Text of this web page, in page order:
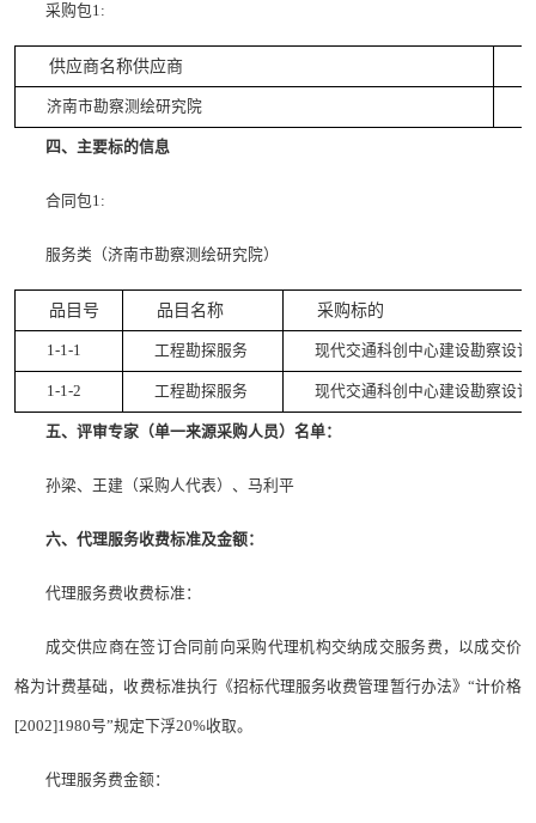
采购包1:
供应商名称供应商
济南市勘察测绘研究院
四、主要标的信息
合同包1:
服务类（济南市勘察测绘研究院）
品目号 品目 名称 采购标的
1-1-1 工程勘探服务 现代交通科创中心建设勘察设计
1-1-2 工程勘探服务 现代交通科创中心建设勘察设计
五、评审专家（单一来源采购人员）名单：
孙梁、王建（采购人代表）、马利平
六、代理服务收费标准及金额：
代理服务费收费标准：
成交供应商在签订合同前向采购代理机构交纳成交服务费，以成交价
格为计费基础，收费标准执行《招标代理服务收费管理暂行办法》“计价格
[2002]1980号”规定下浮20%收取。
代理服务费金额：